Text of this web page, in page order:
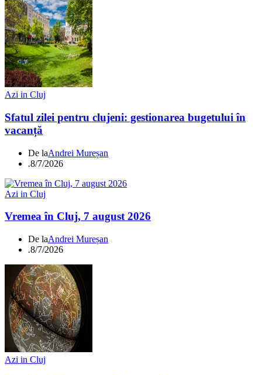
Azi in Cluj
Sfatul zilei pentru clujeni: gestionarea bugetului în
vacanță
De laAndrei Mureșan
.8/7/2026
Azi in Cluj
Vremea în Cluj, 7 august 2026
De laAndrei Mureșan
.8/7/2026
Azi in Cluj